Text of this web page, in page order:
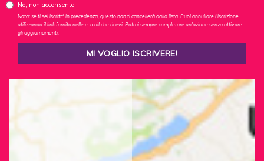
No, non acconsento
Nota: se ti sei iscritt* in precedenza, questo non ti cancellerà dalla lista. Puoi annullare l'iscrizione
utilizzando il link fornito nelle e-mail che ricevi. Potrai sempre completare un'azione senza attivare
gli aggiornamenti.